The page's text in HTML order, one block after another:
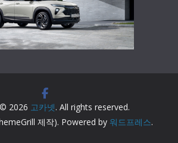
2026 고카넷. All rights reserved.
제작). Powered by 워드프레스.